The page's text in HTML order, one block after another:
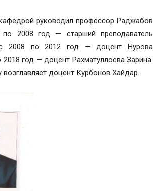
руководил профессор Раджабов
2008 год — старший преподаватель
2008 по 2012 год — доцент Нурова
год — доцент Рахматуллоева Зарина.
доцент Курбонов Хайдар.